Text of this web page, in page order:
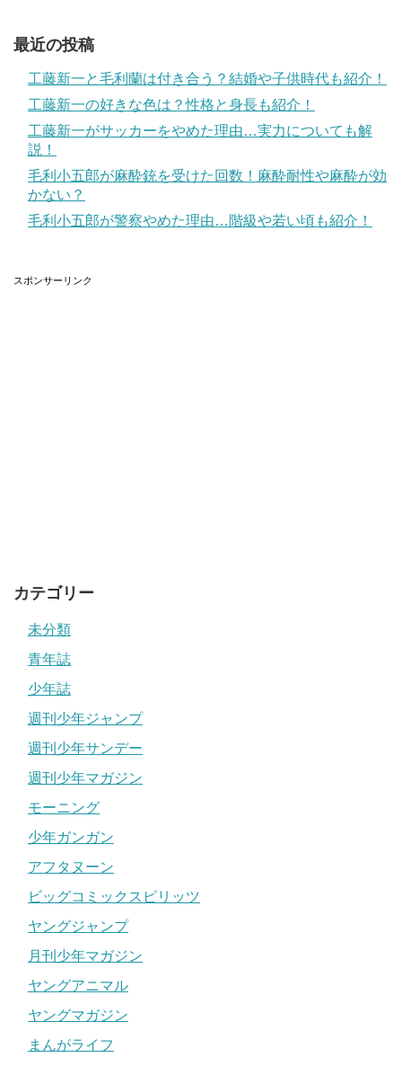
最近の投稿
工藤新一と毛利蘭は付き合う？結婚や子供時代も紹介！
工藤新一の好きな色は？性格と身長も紹介！
工藤新一がサッカーをやめた理由…実力についても解
説！
毛利小五郎が麻酔銃を受けた回数！麻酔耐性や麻酔が効
かない？
毛利小五郎が警察やめた理由…階級や若い頃も紹介！
スポンサーリンク
カテゴリー
未分類
青年誌
少年誌
週刊少年ジャンプ
週刊少年サンデー
週刊少年マガジン
モーニング
少年ガンガン
アフタヌーン
ビッグコミックスピリッツ
ヤングジャンプ
月刊少年マガジン
ヤングアニマル
ヤングマガジン
まんがライフ